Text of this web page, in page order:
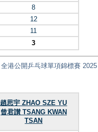
8
12
11
3
港公開乒乓球單項錦標賽 2025
趙思宇 ZHAO SZE YU
曾君讃 TSANG KWAN
TSAN